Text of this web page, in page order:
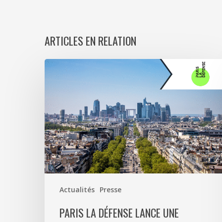
ARTICLES EN RELATION
Actualités Presse
Paris
La
Défense
une
consultation
pour
l’entretien
et
valorisation
PARIS LA DÉFENSE LANCE UNE